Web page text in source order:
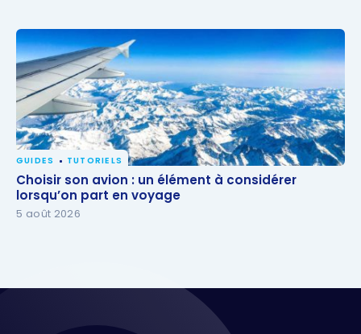
Choisir son avion : un élément à considérer
lorsqu’on part en voyage
GUIDES TUTORIELS
Choisir son avion : un élément à considérer
lorsqu’on part en voyage
5 août 2026